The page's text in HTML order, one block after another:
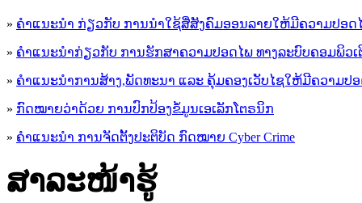
» ຄໍາແນະນໍາ ກ່ຽວກັບ ການນໍາໃຊ້ສື່ສັງຄົມອອນລາຍໃຫ້ມີຄວາມປອດ
» ຄຳແນະນຳກ່ຽວກັບ ການຮັກສາຄວາມປອດໄພ ທາງລະບົບຄອມພິວເ
» ຄຳແນະນຳການສ້າງ,ພັດທະນາ ແລະ ຄຸ້ມຄອງເວັບໄຊໃຫ້ມີຄວາມປ
» ກົດໝາຍວ່າດ້ວຍ ການປົກປ້ອງຂໍ້ມູນເອເລັກໂຕຣນິກ
» ຄຳແນະນຳ ການຈັດຕັ້ງປະຕິບັດ ກົດໝາຍ Cyber Crime
ສາລະໜ້າຮູ້